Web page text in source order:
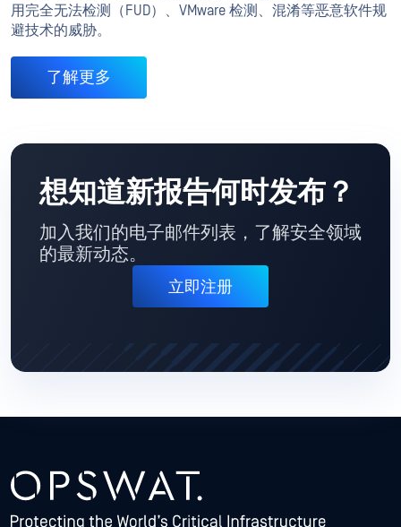
用完全无法检测（FUD）、VMware 检测、混淆等恶意软件规
避技术的威胁。
了解更多
想知道新报告何时发布？
加入我们的电子邮件列表，了解安全领域
的最新动态。
立即注册